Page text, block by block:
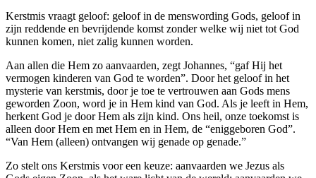
Kerstmis vraagt geloof: geloof in de menswording Gods, geloof in
zijn reddende en bevrijdende komst zonder welke wij niet tot God
kunnen komen, niet zalig kunnen worden.
Aan allen die Hem zo aanvaarden, zegt Johannes, “gaf Hij het
vermogen kinderen van God te worden”. Door het geloof in het
mysterie van kerstmis, door je toe te vertrouwen aan Gods mens
geworden Zoon, word je in Hem kind van God. Als je leeft in Hem,
herkent God je door Hem als zijn kind. Ons heil, onze toekomst is
alleen door Hem en met Hem en in Hem, de “eniggeboren God”.
“Van Hem (alleen) ontvangen wij genade op genade.”
Zo stelt ons Kerstmis voor een keuze: aanvaarden we Jezus als